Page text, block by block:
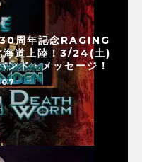
周年記念RAGING
道上陸！3/24(土)
ド・メッセージ！
07